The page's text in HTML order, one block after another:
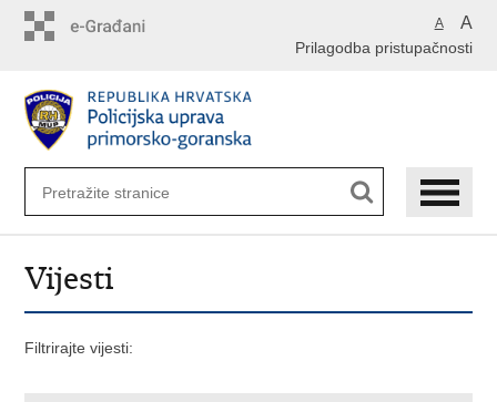
A A
Prilagodba pristupačnosti
Vijesti
Filtrirajte vijesti: